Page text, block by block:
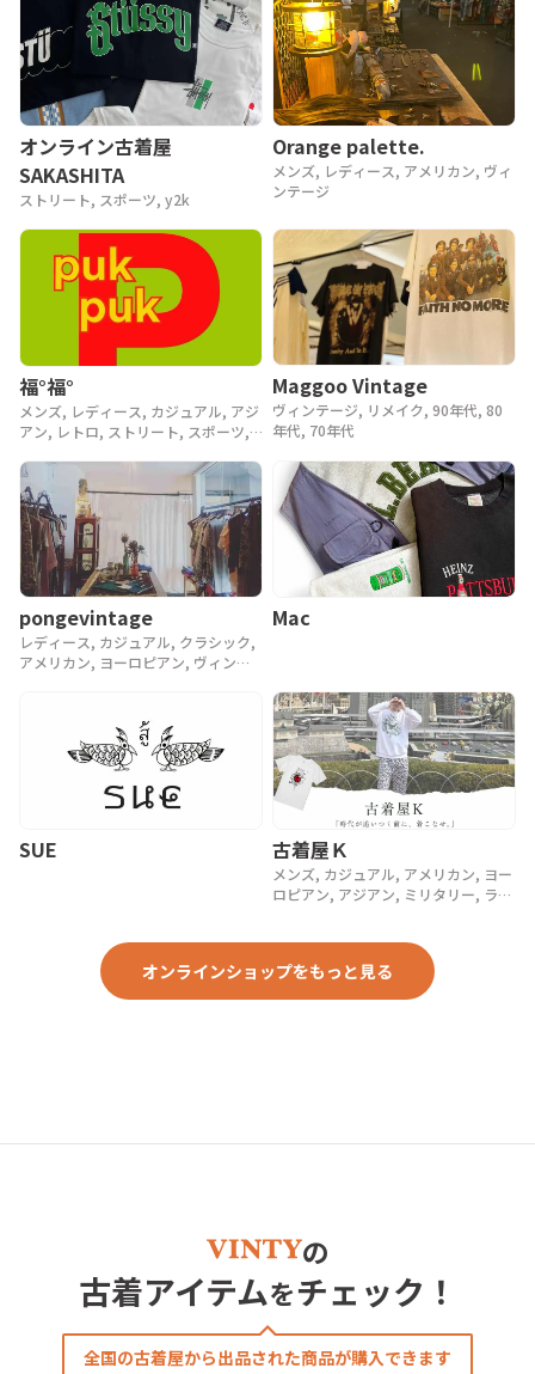
オンライン古着屋
SAKASHITA
ストリート, スポーツ, y2k
Orange palette.
メンズ, レディース, アメリカン, ヴィ
ンテージ
福°福°
メンズ, レディース, カジュアル, アジ
アン, レトロ, ストリート, スポーツ,
Maggoo Vintage
ヴィンテージ, リメイク, 90年代, 80
年代, 70年代
pongevintage
レディース, カジュアル, クラシック,
アメリカン, ヨーロピアン, ヴィンテ
Mac
SUE 古着屋Ｋ
メンズ, カジュアル, アメリカン, ヨー
ロピアン, アジアン, ミリタリー, ラグ
オンラインショップをもっと見る
の
古着アイテムをチェック！
全国の古着屋から出品された商品が購入できます